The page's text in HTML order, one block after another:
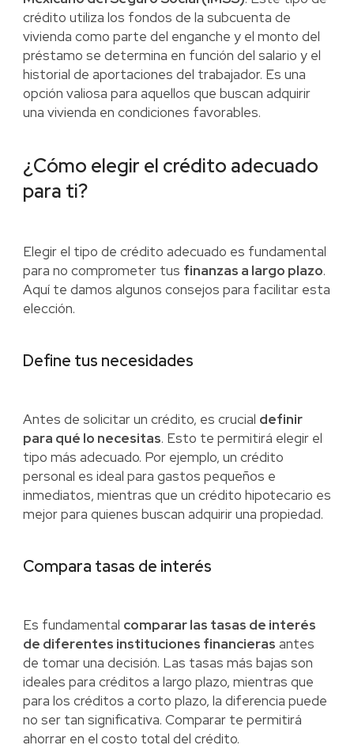
crédito utiliza los fondos de la subcuenta de
vivienda como parte del enganche y el monto del
préstamo se determina en función del salario y el
historial de aportaciones del trabajador. Es una
opción valiosa para aquellos que buscan adquirir
una vivienda en condiciones favorables.
¿Cómo elegir el crédito adecuado
para ti?
Elegir el tipo de crédito adecuado es fundamental
para no comprometer tus finanzas a largo plazo.
Aquí te damos algunos consejos para facilitar esta
elección.
Define tus necesidades
Antes de solicitar un crédito, es crucial definir
para qué lo necesitas. Esto te permitirá elegir el
tipo más adecuado. Por ejemplo, un crédito
personal es ideal para gastos pequeños e
inmediatos, mientras que un crédito hipotecario es
mejor para quienes buscan adquirir una propiedad.
Compara tasas de interés
Es fundamental comparar las tasas de interés
de diferentes instituciones financieras antes
de tomar una decisión. Las tasas más bajas son
ideales para créditos a largo plazo, mientras que
para los créditos a corto plazo, la diferencia puede
no ser tan significativa. Comparar te permitirá
ahorrar en el costo total del crédito.